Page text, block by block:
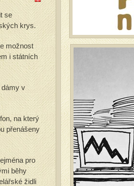
se
krys.
možnost
i státních
dámy v
na který
přenášeny
pro
běhy
židli